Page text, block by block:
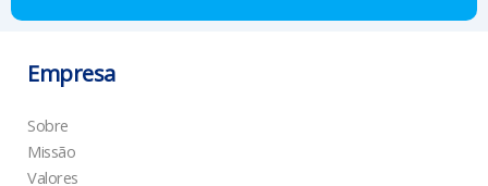
Empresa
Sobre
Missão
Valores